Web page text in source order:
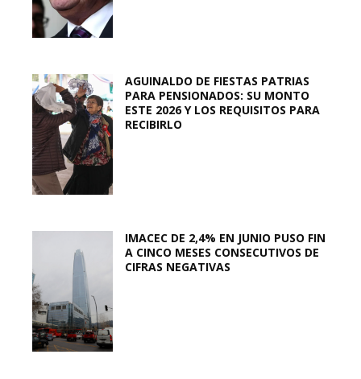
AGUINALDO DE FIESTAS PATRIAS
PARA PENSIONADOS: SU MONTO
ESTE 2026 Y LOS REQUISITOS PARA
RECIBIRLO
IMACEC DE 2,4% EN JUNIO PUSO FIN
A CINCO MESES CONSECUTIVOS DE
CIFRAS NEGATIVAS